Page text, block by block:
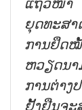
ແຖວໜ້
ຍຸດທະສ
ການຢຶດໝັ້
ຫວຽດນ
ການຕ່າງ
ຢັ້ງຢືນ